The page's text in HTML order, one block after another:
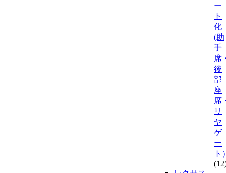
ー
ト
化
(助
手
席
後
部
座
席
リ
ヤ
ゲ
ー
ト